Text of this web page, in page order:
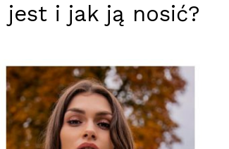
i jak ją nosić?